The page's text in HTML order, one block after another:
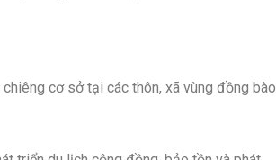
cơ sở tại các thôn, xã vùng đồng bào